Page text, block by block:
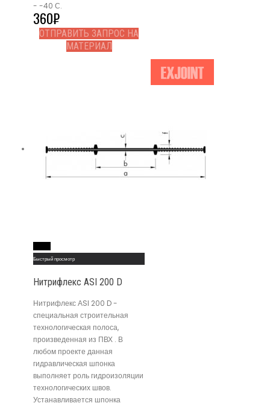
- -40 С.
360₽
ОТПРАВИТЬ ЗАПРОС НА
МАТЕРИАЛ
Быстрый просмотр
Нитрифлекс АSI 200 D
Нитрифлекс АSI 200 D -
специальная строительная
технологическая полоса,
произведенная из ПВХ . В
любом проекте данная
гидравлическая шпонка
выполняет роль гидроизоляции
технологических швов.
Устанавливается шпонка